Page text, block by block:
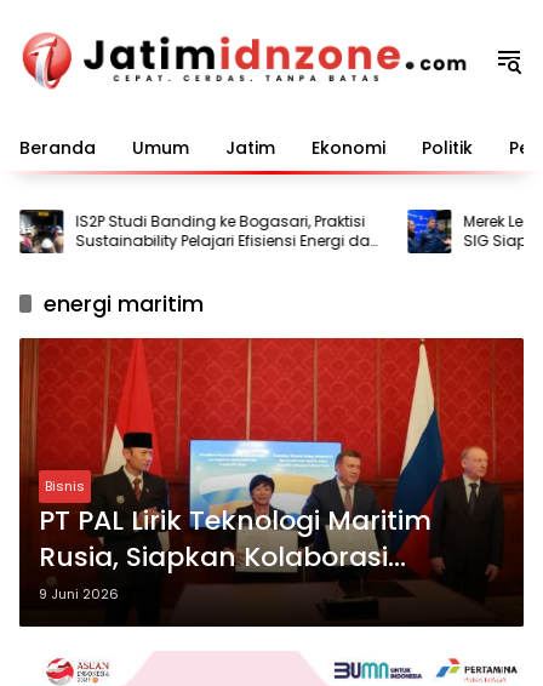
konten
Beranda Umum Jatim Ekonomi Politik
IS2P Studi Banding ke Bogasari, Praktisi
Sustainability Pelajari Efisiensi Energi dan
Air
Merek
SIG Siap
energi maritim
Bisnis
PT PAL Lirik Teknologi Maritim
Rusia, Siapkan Kolaborasi
Internasional
9 Juni 2026